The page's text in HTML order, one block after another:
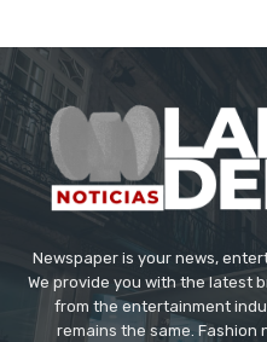
Newspaper is your news,
We provide you with the latest
from the entertainment
remains the same. Fashion